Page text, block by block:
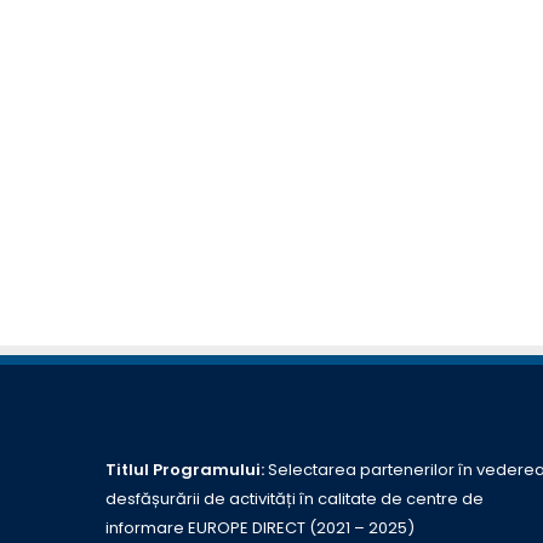
Titlul Programului:Selectarea partenerilor în
desfășurării de activități în calitate de centre de
informare EUROPE DIRECT (2021 – 2025)